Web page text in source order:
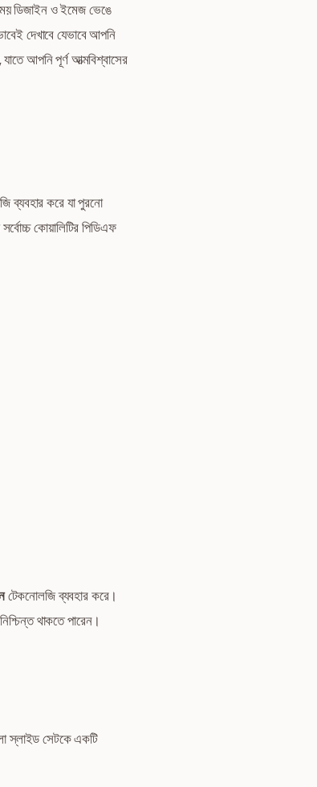
ডিজাইন ও ইমেজ ভেঙে
দেখাবে যেভাবে আপনি
আপনি পূর্ণ আত্মবিশ্বাসের
ব্যবহার করে যা পুরনো
কোয়ালিটির পিডিএফ
টেকনোলজি ব্যবহার করে।
থাকতে পারেন।
স্লাইড সেটকে একটি